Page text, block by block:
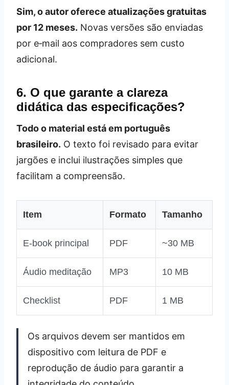
Sim, o autor oferece atualizações gratuitas
por 12 meses. Novas versões são enviadas
por e‑mail aos compradores sem custo
adicional.
6. O que garante a clareza
didática das especificações?
Todo o material está em português
brasileiro. O texto foi revisado para evitar
jargões e inclui ilustrações simples que
facilitam a compreensão.
Item Formato Tamanho
E‑book principal PDF ~30 MB
Áudio meditação MP3 10 MB
Checklist PDF 1 MB
Os arquivos devem ser mantidos em
dispositivo com leitura de PDF e
reprodução de áudio para garantir a